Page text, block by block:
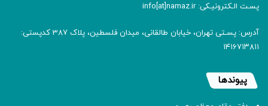
پسـت الـکترونیـکی: info[at]namaz.ir
آدرس: پسـتی تهران، خیابان طالقانی، میدان فلسطین، پلاک 387 کدپستی:
۱۴۱۶۷۱۳۸۱۱
پیوندها